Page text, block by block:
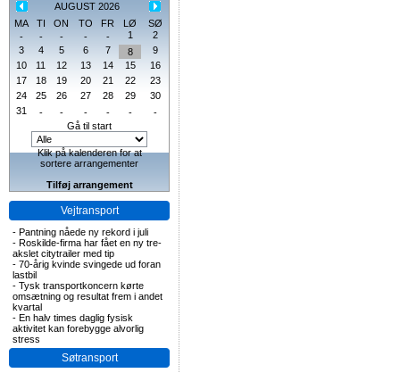
AUGUST 2026
MA
TI ON TO FR LØ
SØ
-
- - - - 1
2
3
4 5 6 7 8
9
10
11 12 13 14 15
16
17
18 19 20 21 22
23
24
25 26 27 28 29
30
31
- - - - -
-
Gå til start
Klik på kalenderen for at
sortere arrangementer
Tilføj arrangement
Vejtransport
- Pantning nåede ny rekord i juli
- Roskilde-firma har fået en ny tre-
akslet citytrailer med tip
- 70-årig kvinde svingede ud foran
lastbil
- Tysk transportkoncern kørte
omsætning og resultat frem i andet
kvartal
- En halv times daglig fysisk
aktivitet kan forebygge alvorlig
stress
Søtransport